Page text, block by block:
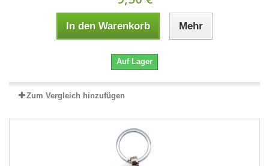
In den Warenkorb Mehr
Auf Lager
Zum Vergleich hinzufügen